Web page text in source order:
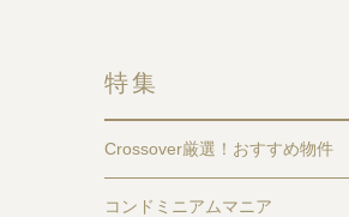
特集
Crossover厳選！おすすめ物件
コンドミニアムマニア